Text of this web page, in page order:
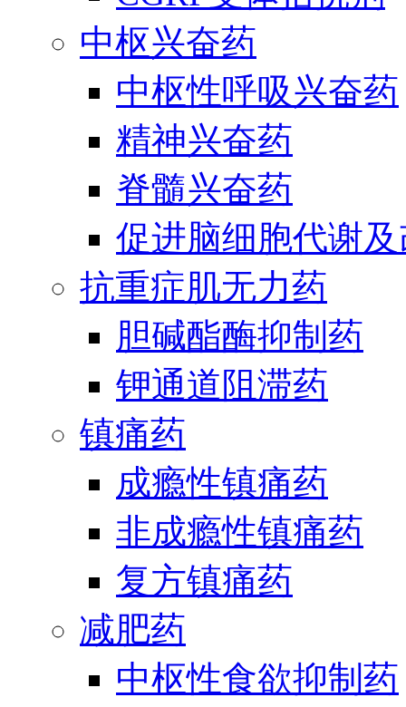
中枢兴奋药
中枢性呼吸兴奋药
精神兴奋药
脊髓兴奋药
促进脑细胞代谢
抗重症肌无力药
胆碱酯酶抑制药
钾通道阻滞药
镇痛药
成瘾性镇痛药
非成瘾性镇痛药
复方镇痛药
减肥药
中枢性食欲抑制药